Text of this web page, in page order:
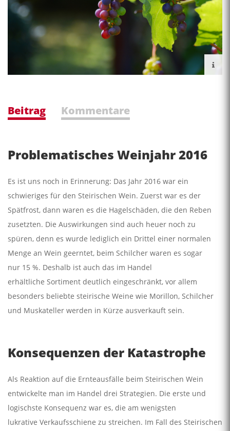
Beitrag Kommentare
Problematisches Weinjahr 2016
Es ist uns noch in Erinnerung: Das Jahr 2016 war ein
schwieriges für den Steirischen Wein. Zuerst war es der
Spätfrost, dann waren es die Hagelschäden, die den Reben
zusetzten. Die Auswirkungen sind auch heuer noch zu
spüren, denn es wurde lediglich ein Drittel einer normalen
Menge an Wein geerntet, beim Schilcher waren es sogar
nur 15 %. Deshalb ist auch das im Handel
erhältliche Sortiment deutlich eingeschränkt, vor allem
besonders beliebte steirische Weine wie Morillon, Schilcher
und Muskateller werden in Kürze ausverkauft sein.
Konsequenzen der Katastrophe
Als Reaktion auf die Ernteausfälle beim Steirischen Wein
entwickelte man im Handel drei Strategien. Die erste und
logischste Konsequenz war es, die am wenigsten
lukrative Verkaufsschiene zu streichen. Im Fall des Steirischen